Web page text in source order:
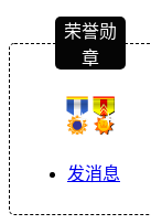
荣誉勋
章
发消息